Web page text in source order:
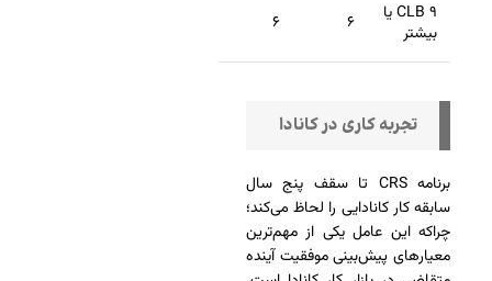
CLB ۹ یا
بیشتر
۶ ۶
تجربه کاری در کانادا
برنامه CRS تا سقف پنج سال
سابقه کار کانادایی را لحاظ می‌کند؛
چراکه این عامل یکی از مهم‌ترین
معیارهای پیش‌بینی موفقیت آینده